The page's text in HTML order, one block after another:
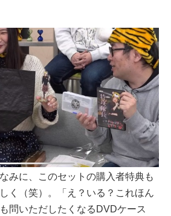
みに、このセットの購入者特典も
く（笑）。「え？いる？これほん
問いただしたくなるDVDケース